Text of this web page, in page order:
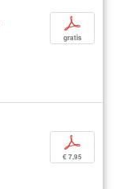
p
gratis
p
€ 7,95